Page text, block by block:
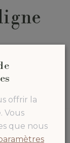
offrir la
Vous
que nous